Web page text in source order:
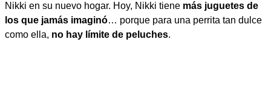
Nikki en su nuevo hogar. Hoy, Nikki tiene más juguetes de
los que jamás imaginó… porque para una perrita tan dulce
como ella, no hay límite de peluches.